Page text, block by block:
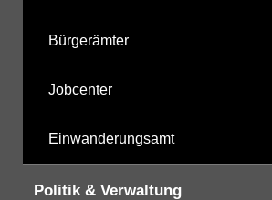
Bürgerämter
Jobcenter
Einwanderungsamt
Politik & Verwaltung